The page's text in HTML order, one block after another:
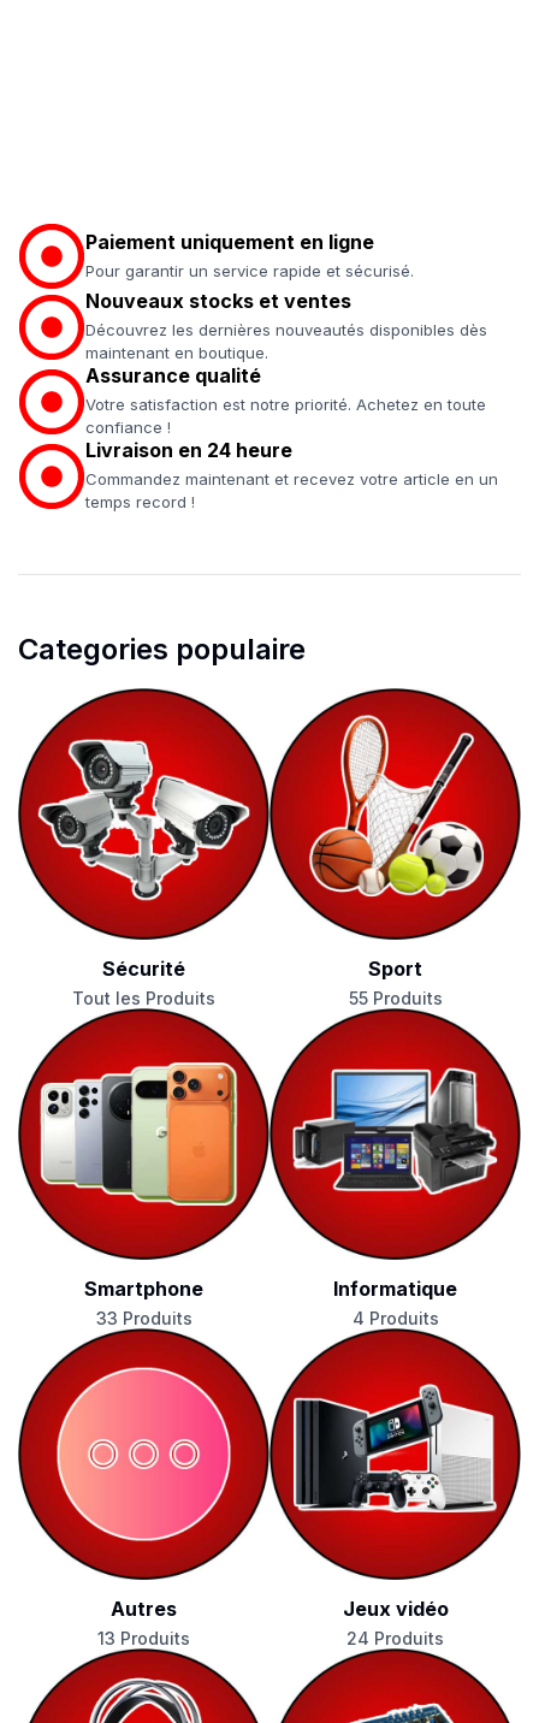
Paiement uniquement en ligne
Pour garantir un service rapide et sécurisé.
Nouveaux stocks et ventes
Découvrez les dernières nouveautés disponibles dès
maintenant en boutique.
Assurance qualité
Votre satisfaction est notre priorité. Achetez en toute
confiance !
Livraison en 24 heure
Commandez maintenant et recevez votre article en un
temps record !
Categories populaire
Sécurité
Tout les Produits
Sport
55 Produits
Smartphone
33 Produits
Informatique
4 Produits
Autres
13 Produits
Jeux vidéo
24 Produits